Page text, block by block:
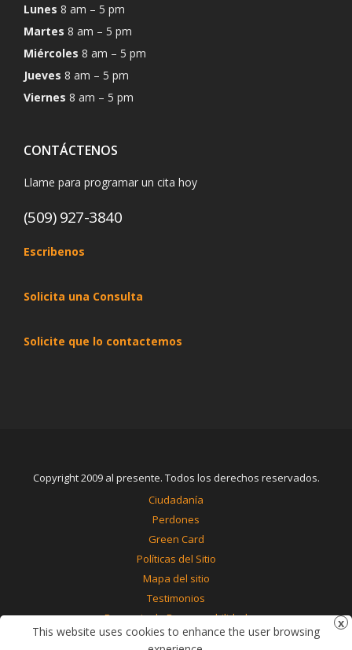
Lunes 8 am – 5 pm
Martes 8 am – 5 pm
Miércoles 8 am – 5 pm
Jueves 8 am – 5 pm
Viernes 8 am – 5 pm
CONTÁCTENOS
Llame para programar un cita hoy
(509) 927-3840
Escribenos
Solicita una Consulta
Solicite que lo contactemos
Copyright 2009 al presente. Todos los derechos reservados.
Ciudadanía
Perdones
Green Card
Políticas del Sitio
Mapa del sitio
Testimonios
Renuncia de Responsabilidad
Contáctenos
This website uses cookies to enhance the user browsing